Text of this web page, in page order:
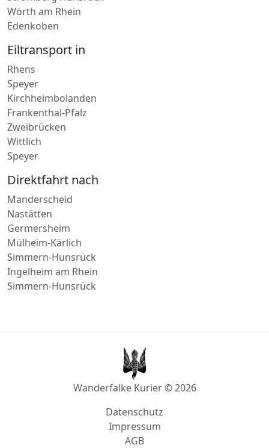
Wörth am Rhein
Edenkoben
Eiltransport in
Rhens
Speyer
Kirchheimbolanden
Frankenthal-Pfalz
Zweibrücken
Wittlich
Speyer
Direktfahrt nach
Manderscheid
Nastätten
Germersheim
Mülheim-Kärlich
Simmern-Hunsrück
Ingelheim am Rhein
Simmern-Hunsrück
Wanderfalke Kurier © 2026
Datenschutz
Impressum
AGB